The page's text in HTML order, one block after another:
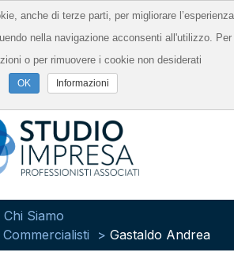
Chi Siamo
Gastaldo Andrea
anche di terze parti, per migliorare l’esperienza
nella navigazione acconsenti all'utilizzo. Per
o per rimuovere i cookie non desiderati
Informazioni